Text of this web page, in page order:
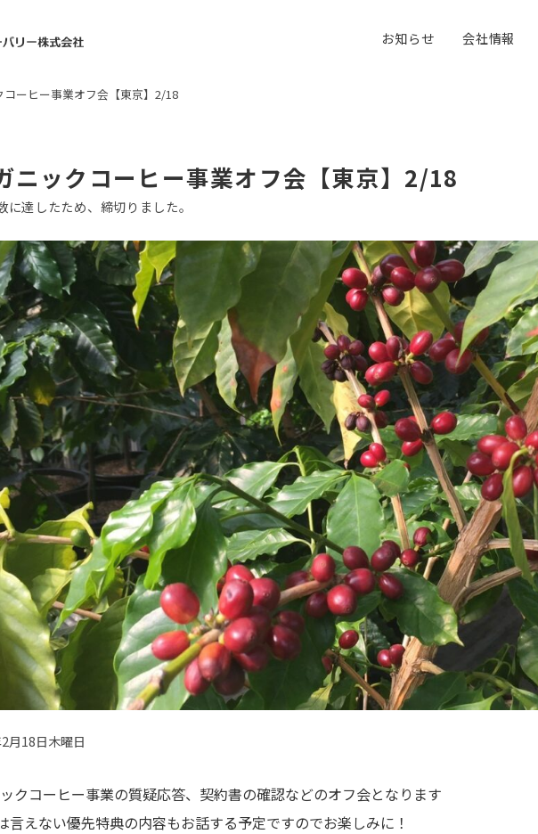
お知らせ 会社情報
コーヒー事業オフ会【東京】2/18
ニックコーヒー事業オフ会【東京】2/18
達したため、締切りました。
月18日木曜日
クコーヒー事業の質疑応答、契約書の確認などのオフ会となります
言えない優先特典の内容もお話する予定ですのでお楽しみに！